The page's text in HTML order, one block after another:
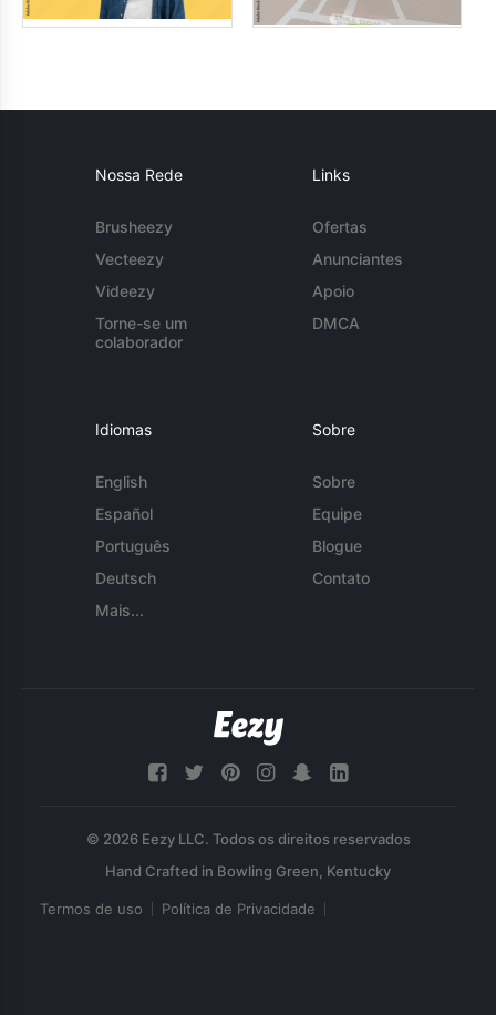
Nossa Rede
Brusheezy
Vecteezy
Videezy
Torne-se um
colaborador
Links
Ofertas
Anunciantes
Apoio
DMCA
Idiomas
English
Español
Português
Deutsch
Mais...
Sobre
Sobre
Equipe
Blogue
Contato
© 2026 Eezy LLC. Todos os direitos reservados
Termos de uso Política de Privacidade